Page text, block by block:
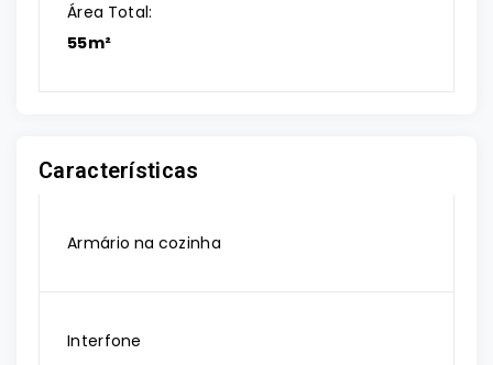
Área Total:
55m²
Características
Armário na cozinha
Interfone